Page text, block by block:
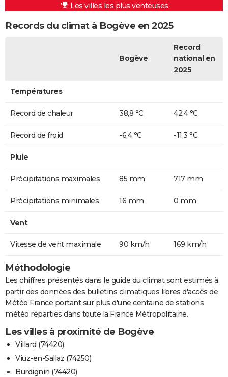
Les villes les plus venteuses
Records du climat à Bogève en 2025
Bogève
Record
national en
2025
Températures
Record de chaleur 38,8 °C 42,4 °C
Record de froid -6,4 °C -11,3 °C
Pluie
Précipitations maximales 85 mm 717 mm
Précipitations minimales 16 mm 0 mm
Vent
Vitesse de vent maximale 90 km/h 169 km/h
Méthodologie
Les chiffres présentés dans le guide du climat sont estimés à
partir des données des bulletins climatiques libres d'accès de
Météo France portant sur plus d'une centaine de stations
météo réparties dans toute la France Métropolitaine.
Les villes à proximité de Bogève
Villard (74420)
Viuz-en-Sallaz (74250)
Burdignin (74420)